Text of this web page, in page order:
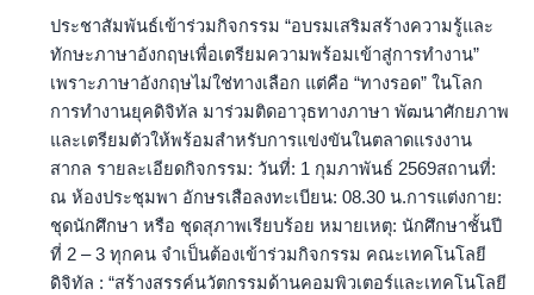
ประชาสัมพันธ์เข้าร่วมกิจกรรม “อบรมเสริมสร้างความรู้และ
ทักษะภาษาอังกฤษเพื่อเตรียมความพร้อมเข้าสู่การทำงาน”
เพราะภาษาอังกฤษไม่ใช่ทางเลือก แต่คือ “ทางรอด” ในโลก
การทำงานยุคดิจิทัล มาร่วมติดอาวุธทางภาษา พัฒนาศักยภาพ
และเตรียมตัวให้พร้อมสำหรับการแข่งขันในตลาดแรงงาน
สากล รายละเอียดกิจกรรม: วันที่: 1 กุมภาพันธ์ 2569สถานที่:
ณ ห้องประชุมพา อักษรเสือลงทะเบียน: 08.30 น.การแต่งกาย:
ชุดนักศึกษา หรือ ชุดสุภาพเรียบร้อย หมายเหตุ: นักศึกษาชั้นปี
ที่ 2 – 3 ทุกคน จำเป็นต้องเข้าร่วมกิจกรรม คณะเทคโนโลยี
ดิจิทัล : “สร้างสรรค์นวัตกรรมด้านคอมพิวเตอร์และเทคโนโลยี